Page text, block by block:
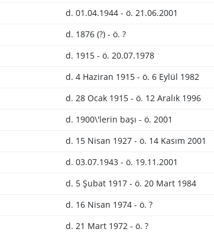
d. 01.04.1944 - ö. 21.06.2001
d. 1876 (?) - ö. ?
d. 1915 - ö. 20.07.1978
d. 4 Haziran 1915 - ö. 6 Eylül 1982
d. 28 Ocak 1915 - ö. 12 Aralık 1996
d. 1900\'lerin başı - ö. 2001
d. 15 Nisan 1927 - ö. 14 Kasım 2001
d. 03.07.1943 - ö. 19.11.2001
d. 5 Şubat 1917 - ö. 20 Mart 1984
d. 16 Nisan 1974 - ö. ?
d. 21 Mart 1972 - ö. ?